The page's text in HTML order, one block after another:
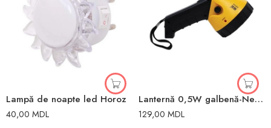
Lampă de noapte led Horoz
40,00 MDL
Lanternă 0,5W galbenă-Neagră IP20 195×75 mm 40m Horoz
129,00 MDL